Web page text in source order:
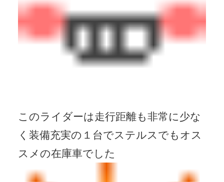
このライダーは走行距離も非常に少な
く装備充実の１台でステルスでもオス
スメの在庫車でした